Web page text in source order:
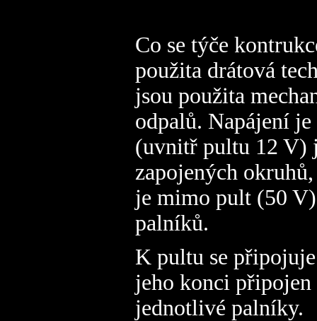
Co se týče
použita drátová
jsou použita
odpalů. Napájení
(uvnitř pultu 12 V)
zapojených
je mimo pult (50
palníků.
K pultu se
jeho konci
jednotlivé palníky.